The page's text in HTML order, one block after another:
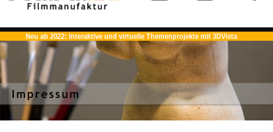
Neu ab 2022: Interaktive und virtuelle Themenprojekte mit 3DVista